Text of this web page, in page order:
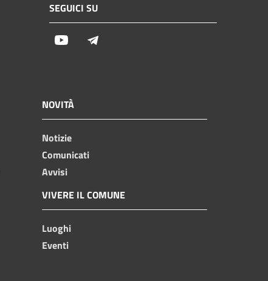
SEGUICI SU
Youtube
NOVITÀ
Notizie
Comunicati
Avvisi
VIVERE IL COMUNE
Luoghi
Eventi